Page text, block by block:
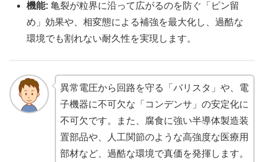
機能: 亀裂が粒界に沿って広がるのを防ぐ「ピン留
め」効果や、相変態による補強を最大化し、過酷な
環境でも割れない耐久性を実現します。
異常電圧から回路を守る「バリスタ」や、電
子機器に不可欠な「コンデンサ」の安定化に
不可欠です。また、腐食に強い半導体製造装
置部品や、人工関節のような高強度な医療用
部材など、過酷な環境で真価を発揮します。